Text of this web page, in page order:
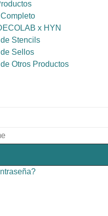
x HYN
Stencils
Sellos
Otros Productos